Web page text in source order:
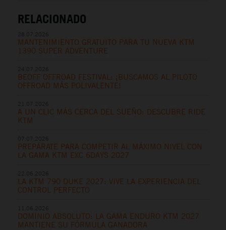
RELACIONADO
MANTENIMIENTO GRATUITO PARA TU NUEVA KTM
1390 SUPER ADVENTURE
BEOFF OFFROAD FESTIVAL: ¡BUSCAMOS AL PILOTO
OFFROAD MÁS POLIVALENTE!
A UN CLIC MÁS CERCA DEL SUEÑO: DESCUBRE RIDE
KTM
PREPÁRATE PARA COMPETIR AL MÁXIMO NIVEL CON
LA GAMA KTM EXC 6DAYS 2027
LA KTM 790 DUKE 2027: VIVE LA EXPERIENCIA DEL
CONTROL PERFECTO
DOMINIO ABSOLUTO: LA GAMA ENDURO KTM 2027
MANTIENE SU FÓRMULA GANADORA